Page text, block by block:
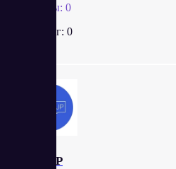
Отзывы: 0
Рейтинг: 0
WAYUP